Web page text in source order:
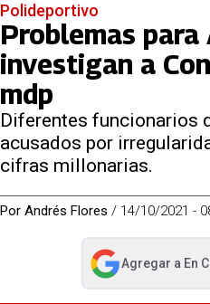
Polideportivo
Problemas para
investigan a
mdp
Diferentes funcionarios
acusados por
cifras millonarias.
Por Andrés Flores / 14/10/2021 -
Agregar a En
abre en nueva